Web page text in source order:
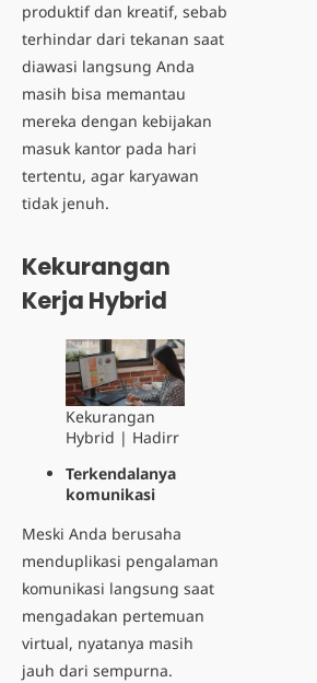
produktif dan kreatif, sebab
terhindar dari tekanan saat
diawasi langsung Anda
masih bisa memantau
mereka dengan kebijakan
masuk kantor pada hari
tertentu, agar karyawan
tidak jenuh.
Kekurangan
Kerja Hybrid
Kekurangan
Hybrid | Hadirr
Terkendalanya
komunikasi
Meski Anda berusaha
menduplikasi pengalaman
komunikasi langsung saat
mengadakan pertemuan
virtual, nyatanya masih
jauh dari sempurna.